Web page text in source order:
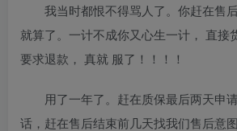
我当时都恨不得骂人了。你赶在售
就算了。一计不成你又心生一计， 直接
要求退款， 真就 服了！！！！
用了一年了。赶在质保最后两天申
话，赶在售后结束前几天找我们售后意图